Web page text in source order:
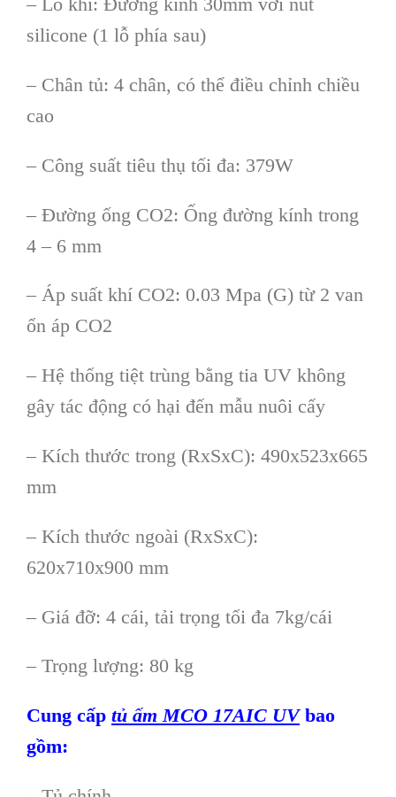
silicone (1 lỗ phía sau)
– Chân tủ: 4 chân, có thể điều chỉnh chiều
cao
– Công suất tiêu thụ tối đa: 379W
– Đường ống CO2: Ống đường kính trong
4 – 6 mm
– Áp suất khí CO2: 0.03 Mpa (G) từ 2 van
ổn áp CO2
– Hệ thống tiệt trùng bằng tia UV không
gây tác động có hại đến mẫu nuôi cấy
– Kích thước trong (RxSxC): 490x523x665
mm
– Kích thước ngoài (RxSxC):
620x710x900 mm
– Giá đỡ: 4 cái, tải trọng tối đa 7kg/cái
– Trọng lượng: 80 kg
Cung cấp tủ ấm MCO 17AIC UVbao
gồm: